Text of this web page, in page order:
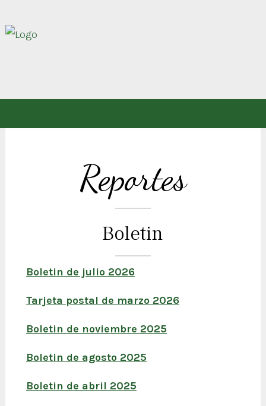
Reportes
Boletin
Boletin de julio 2026
Tarjeta postal de marzo 2026
Boletin de noviembre 2025
Boletin de agosto 2025
Boletin de abril 2025